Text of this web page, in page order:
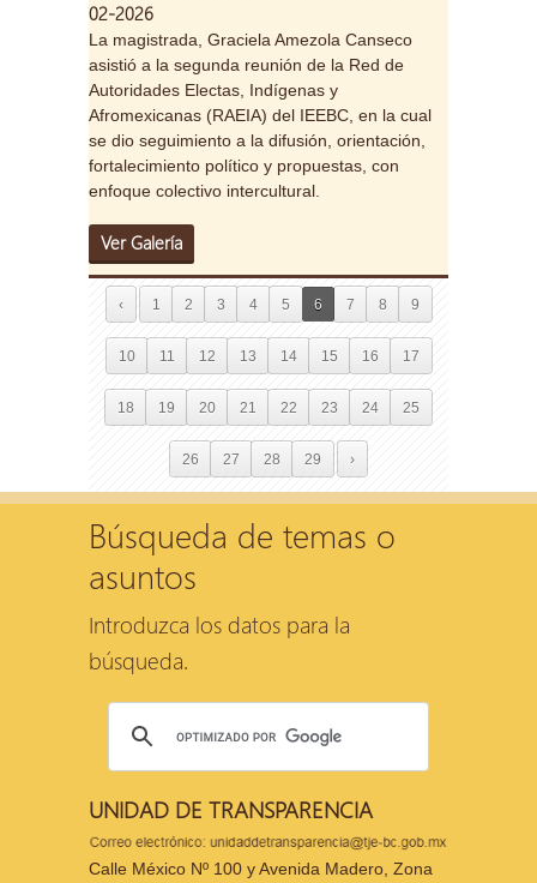
02-2026
La magistrada, Graciela Amezola Canseco
asistió a la segunda reunión de la Red de
Autoridades Electas, Indígenas y
Afromexicanas (RAEIA) del IEEBC, en la cual
se dio seguimiento a la difusión, orientación,
fortalecimiento político y propuestas, con
enfoque colectivo intercultural.
Ver Galería
‹ 1 2 3 4 5 6 7 8 9
10 11 12 13 14 15 16 17
18 19 20 21 22 23 24 25
26 27 28 29 ›
Búsqueda de temas o
asuntos
Introduzca los datos para la
búsqueda.
UNIDAD DE TRANSPARENCIA
Calle México Nº 100 y Avenida Madero, Zona